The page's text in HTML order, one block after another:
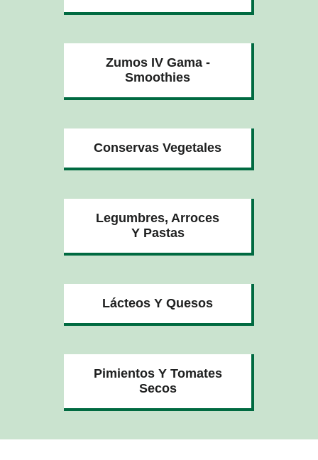
Zumos IV Gama -
Smoothies
Conservas Vegetales
Legumbres, Arroces
Y Pastas
Lácteos Y Quesos
Pimientos Y Tomates
Secos